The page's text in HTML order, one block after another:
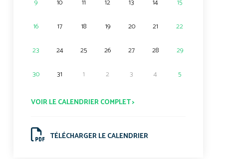
9 10 11 12 13 14 15
16 17 18 19 20 21 22
23 24 25 26 27 28 29
30 31 1 2 3 4 5
VOIR LE CALENDRIER COMPLET >
TÉLÉCHARGER LE CALENDRIER